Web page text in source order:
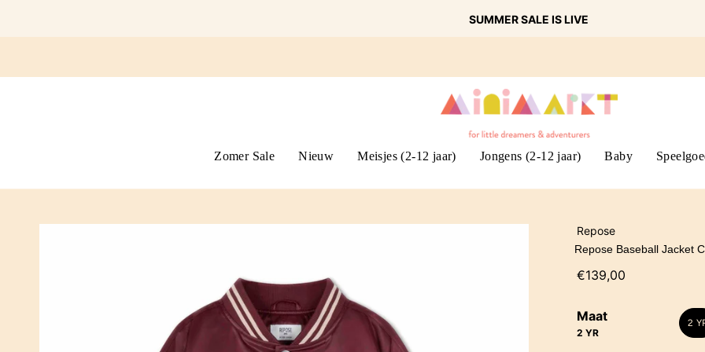
SUMMER SALE IS LIVE
Zomer Sale Nieuw Meisjes (2-12 jaar) Jongens (2-12 jaar) Baby
Repose
Repose Baseball Jacket
€139,00
Maat
2 YR
2